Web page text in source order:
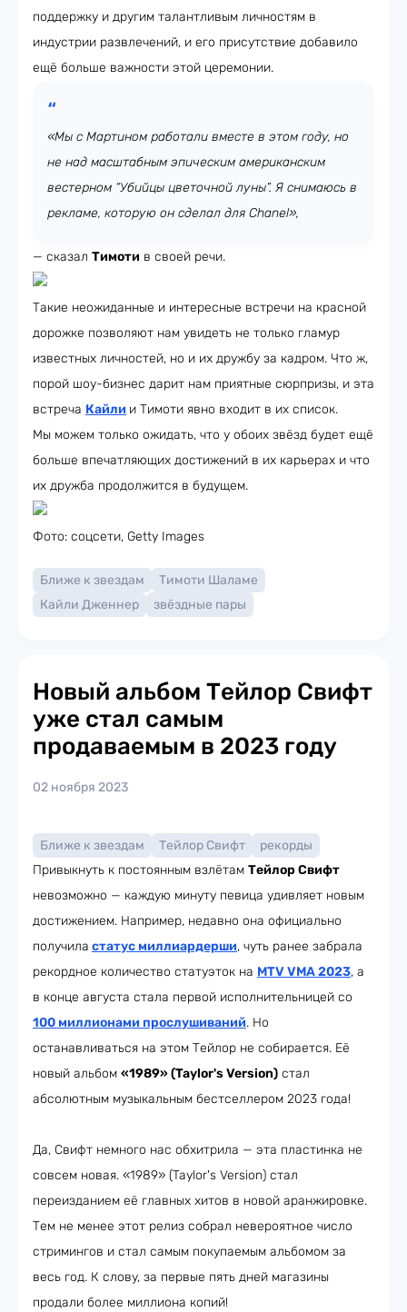
поддержку и другим талантливым личностям в
индустрии развлечений, и его присутствие добавило
ещё больше важности этой церемонии.
«Мы с Мартином работали вместе в этом году, но
не над масштабным эпическим американским
вестерном “Убийцы цветочной луны”. Я снимаюсь в
рекламе, которую он сделал для Chanel»,
— сказал Тимоти в своей речи.
Такие неожиданные и интересные встречи на красной
дорожке позволяют нам увидеть не только гламур
известных личностей, но и их дружбу за кадром. Что ж,
порой шоу-бизнес дарит нам приятные сюрпризы, и эта
встреча Кайли и Тимоти явно входит в их список.
Мы можем только ожидать, что у обоих звёзд будет ещё
больше впечатляющих достижений в их карьерах и что
их дружба продолжится в будущем.
Фото: соцсети, Getty Images
Ближе к звездам
Тимоти Шаламе
Кайли Дженнер
звёздные пары
Новый альбом Тейлор Свифт
уже стал самым
продаваемым в 2023 году
02 ноября 2023
Ближе к звездам Тейлор Свифт
рекорды
Привыкнуть к постоянным взлётам Тейлор Свифт
невозможно — каждую минуту певица удивляет новым
достижением. Например, недавно она официально
получила статус миллиардерши, чуть ранее забрала
рекордное количество статуэток на MTV VMA 2023, а
в конце августа стала первой исполнительницей со
100 миллионами прослушиваний. Но
останавливаться на этом Тейлор не собирается. Её
новый альбом «1989» (Taylor's Version) стал
абсолютным музыкальным бестселлером 2023 года!
Да, Свифт немного нас обхитрила — эта пластинка не
совсем новая. «1989» (Taylor's Version) стал
переизданием её главных хитов в новой аранжировке.
Тем не менее этот релиз собрал невероятное число
стримингов и стал самым покупаемым альбомом за
весь год. К слову, за первые пять дней магазины
продали более миллиона копий!